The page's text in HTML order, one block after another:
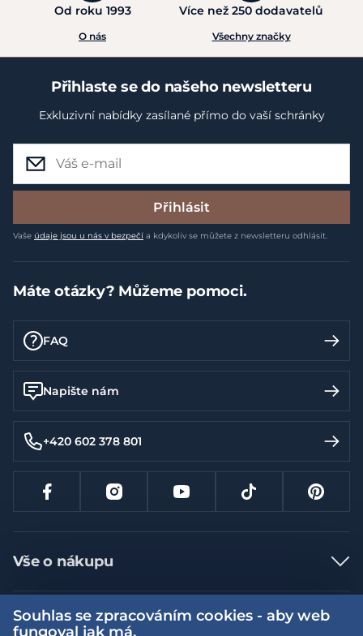
Od roku 1993
O nás
Více než 250 dodavatelů
Všechny značky
Přihlaste se do našeho newsletteru
Exkluzivní nabídky zasílané přímo do vaší schránky
Přihlásit
Vaše údaje jsou u nás v bezpečí a kdykoliv se můžete z newsletteru odhlásit.
Máte otázky? Můžeme pomoci.
FAQ
Napište nám
+420 602 378 801
Vše o nákupu
Jak nakupovat
Nejčastější dotazy
Více informací
Souhlas se zpracováním cookies - aby web
fungoval jak má.